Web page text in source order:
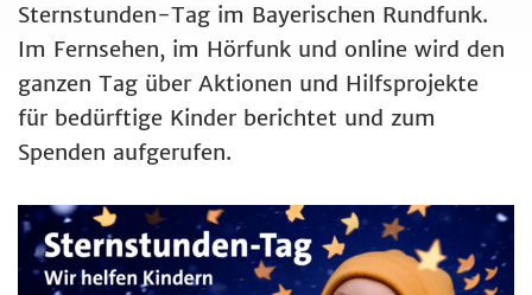
Sternstunden-Tag im Bayerischen Rundfunk.
Im Fernsehen, im Hörfunk und online wird den
ganzen Tag über Aktionen und Hilfsprojekte
für bedürftige Kinder berichtet und zum
Spenden aufgerufen.